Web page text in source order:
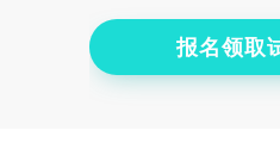
报名领取